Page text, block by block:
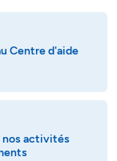
Centre d'aide
nos activités